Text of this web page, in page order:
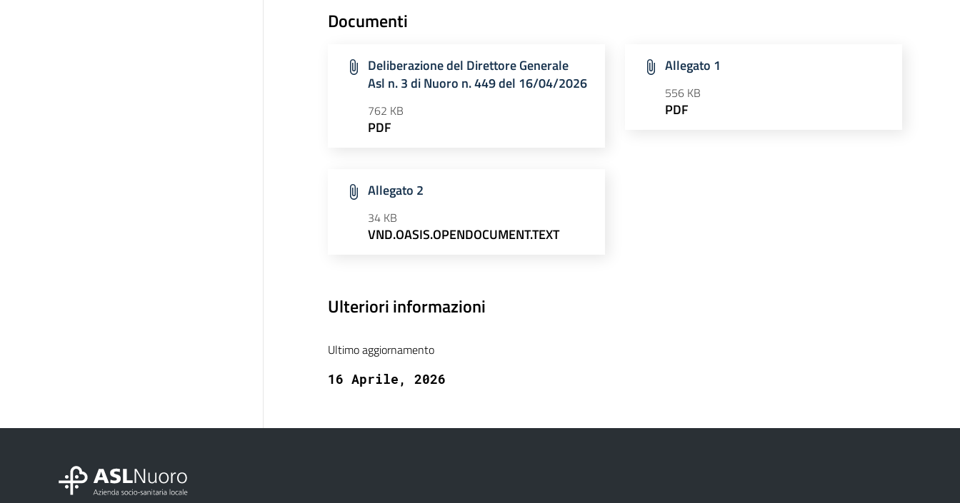
Documenti
Deliberazione del Direttore Generale
Asl n. 3 di Nuoro n. 449 del 16/04/2026
762 KB
PDF
Allegato 1
556 KB
PDF
Allegato 2
34 KB
VND.OASIS.OPENDOCUMENT.TEXT
Ulteriori informazioni
Ultimo aggiornamento
16 Aprile, 2026